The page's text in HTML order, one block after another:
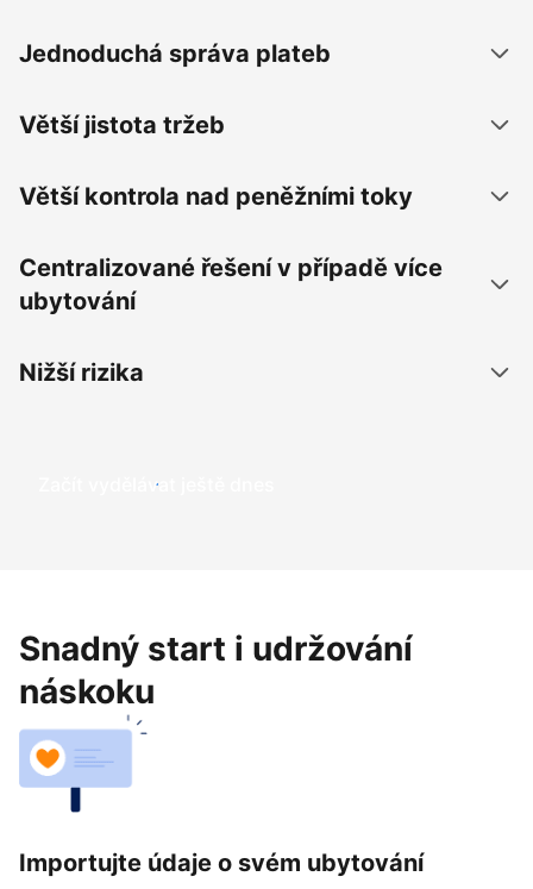
Jednoduchá správa plateb
Větší jistota tržeb
Větší kontrola nad peněžními toky
Centralizované řešení v případě více
ubytování
Nižší rizika
Začít vydělávat ještě dnes
Snadný start i udržování
náskoku
Importujte údaje o svém ubytování